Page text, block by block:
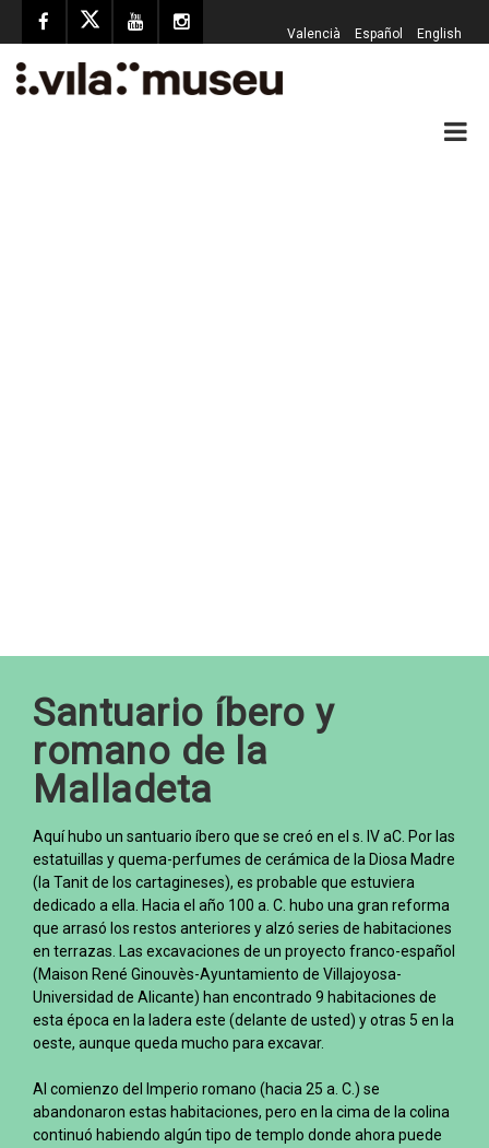
Valencià Español English
Santuario íbero y
romano de la
Malladeta
Aquí hubo un santuario íbero que se creó en el s. IV aC. Por las
estatuillas y quema-perfumes de cerámica de la Diosa Madre
(la Tanit de los cartagineses), es probable que estuviera
dedicado a ella. Hacia el año 100 a. C. hubo una gran reforma
que arrasó los restos anteriores y alzó series de habitaciones
en terrazas. Las excavaciones de un proyecto franco-español
(Maison René Ginouvès-Ayuntamiento de Villajoyosa-
Universidad de Alicante) han encontrado 9 habitaciones de
esta época en la ladera este (delante de usted) y otras 5 en la
oeste, aunque queda mucho para excavar.
Al comienzo del Imperio romano (hacia 25 a. C.) se
abandonaron estas habitaciones, pero en la cima de la colina
continuó habiendo algún tipo de templo donde ahora puede